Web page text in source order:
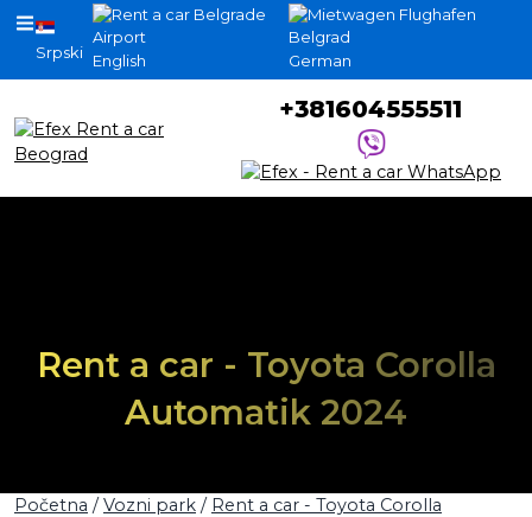
Srpski English German
+381604555511
Rent a car - Toyota Corolla
Automatik 2024
Početna / Vozni park / Rent a car - Toyota Corolla